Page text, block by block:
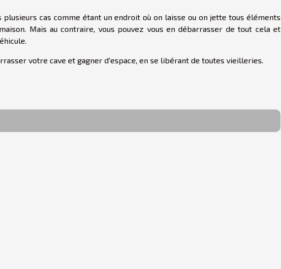
plusieurs cas comme étant un endroit où on laisse ou on jette tous éléments
Mais au contraire, vous pouvez vous en débarrasser de tout cela et
votre cave et gagner d'espace, en se libérant de toutes vieilleries.